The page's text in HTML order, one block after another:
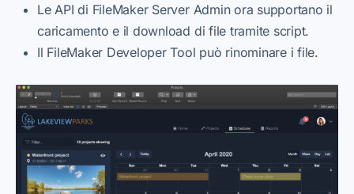
Le API di FileMaker Server Admin ora supportano il
caricamento e il download di file tramite script.
Il FileMaker Developer Tool può rinominare i file.